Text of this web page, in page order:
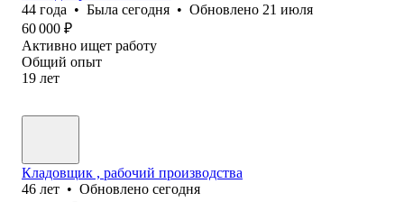
44 года • Была сегодня • Обновлено 21 июля
60 000 ₽
Активно ищет работу
Общий опыт
19 лет
Кладовщик , рабочий производства
46 лет • Обновлено сегодня